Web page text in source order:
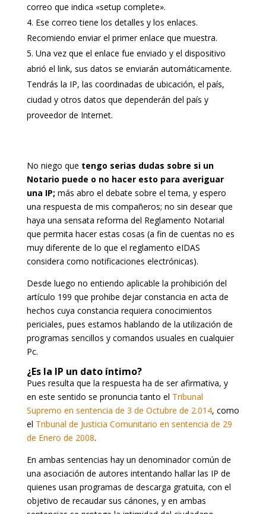
correo que indica «setup complete».
Ese correo tiene los detalles y los enlaces.
Recomiendo enviar el primer enlace que muestra.
Una vez que el enlace fue enviado y el dispositivo
abrió el link, sus datos se enviarán automáticamente.
Tendrás la IP, las coordinadas de ubicación, el país,
ciudad y otros datos que dependerán del país y
proveedor de Internet.
No niego que tengo serias dudas sobre si un
Notario puede o no hacer esto para averiguar
una IP; más abro el debate sobre el tema, y espero
una respuesta de mis compañeros; no sin desear que
haya una sensata reforma del Reglamento Notarial
que permita hacer estas cosas (a fin de cuentas no es
muy diferente de lo que el reglamento eIDAS
considera como notificaciones electrónicas).
Desde luego no entiendo aplicable la prohibición del
artículo 199 que prohibe dejar constancia en acta de
hechos cuya constancia requiera conocimientos
periciales, pues estamos hablando de la utilización de
programas sencillos y comandos usuales en cualquier
Pc.
¿Es la IP un dato íntimo?
Pues resulta que la respuesta ha de ser afirmativa, y
en este sentido se pronuncia tanto el Tribunal
Supremo en sentencia de 3 de Octubre de 2.014, como
el Tribunal de Justicia Comunitario en sentencia de 29
de Enero de 2008.
En ambas sentencias hay un denominador común de
una asociación de autores intentando hallar las IP de
quienes usan programas de descarga gratuita, con el
objetivo de recaudar sus cánones, y en ambas